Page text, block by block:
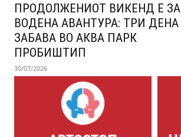
ПРОДОЛЖЕНИОТ ВИКЕНД Е ЗА
ВОДЕНА АВАНТУРА: ТРИ ДЕНА
ЗАБАВА ВО АКВА ПАРК
ПРОБИШТИП
30/07/2026